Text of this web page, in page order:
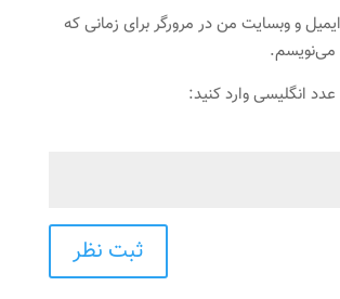
و وبسایت من در مرورگر برای زمانی که
می‌نویسم.
انگلیسی وارد کنید: